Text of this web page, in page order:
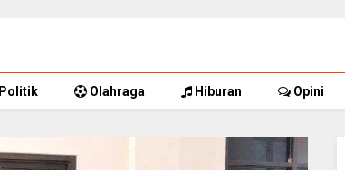
Politik Olahraga Hiburan Opini